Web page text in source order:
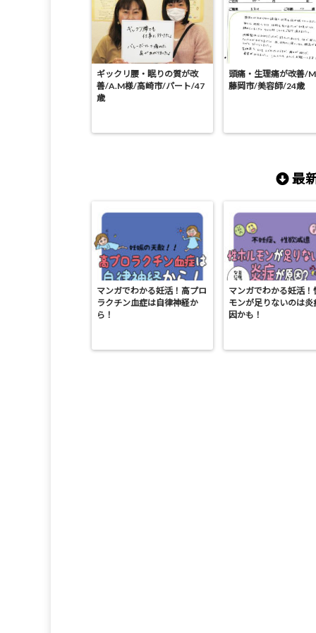
ギックリ腰・眠りの質が改
善/A.M様/高崎市/パート/47
歳
頭痛・生理痛が改善/
藤岡市/美容師/24歳
最
マンガでわかる妊活！高プロ
ラクチン血症は自律神経か
ら！
マンガでわかる妊活！
モンが足りないのは炎
因かも！